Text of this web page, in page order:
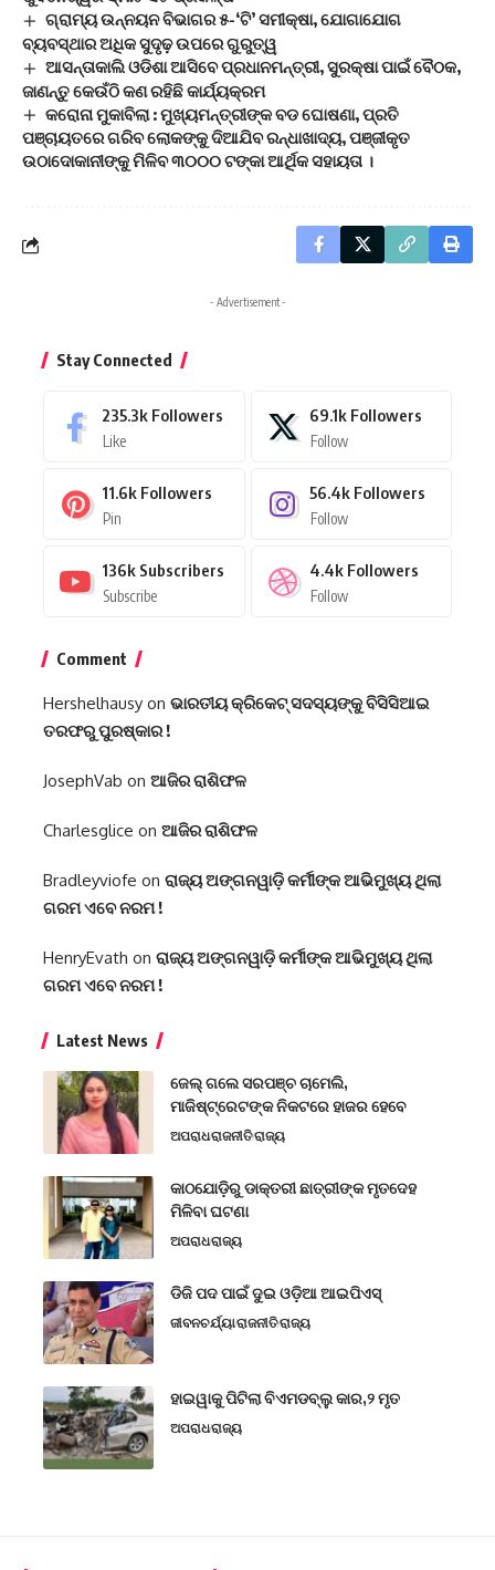
ଗ୍ରାମ୍ୟ ଉନ୍ନୟନ ବିଭାଗର ୫-‘ଟି’ ସମୀକ୍ଷା, ଯୋଗାଯୋଗ
ବ୍ୟବସ୍ଥାର ଅଧିକ ସୁଦୃଢ଼ ଉପରେ ଗୁରୁତ୍ୱ
ଆସନ୍ତାକାଲି ଓଡିଶା ଆସିବେ ପ୍ରଧାନମନ୍ତ୍ରୀ, ସୁରକ୍ଷା ପାଇଁ ବୈଠକ,
ଜାଣନ୍ତୁ କେଉଁଠି କଣ ରହିଛି କାର୍ଯ୍ୟକ୍ରମ
କରୋନା ମୁକାବିଲା : ମୁଖ୍ୟମନ୍ତ୍ରୀଙ୍କ ବଡ ଘୋଷଣା, ପ୍ରତି
ପଞ୍ଚାୟତରେ ଗରିବ ଲୋକଙ୍କୁ ଦିଆଯିବ ରନ୍ଧାଖାଦ୍ୟ, ପଞ୍ଜୀକୃତ
ଉଠାଦୋକାନୀଙ୍କୁ ମିଳିବ ୩୦୦୦ ଟଙ୍କା ଆର୍ଥିକ ସହାୟତା ।
- Advertisement -
Stay Connected
235.3k Followers
Like
69.1k Followers
Follow
11.6k Followers
Pin
56.4k Followers
Follow
136k Subscribers
Subscribe
4.4k Followers
Follow
Comment
Hershelhausy on ଭାରତୀୟ କ୍ରିକେଟ୍ ସଦସ୍ୟଙ୍କୁ ବିସିସିଆଇ
ତରଫରୁ ପୁରଷ୍କାର !
JosephVab on ଆଜିର ରାଶିଫଳ
Charlesglice on ଆଜିର ରାଶିଫଳ
Bradleyviofe on ରାଜ୍ୟ ଅଙ୍ଗନୱାଡ଼ି କର୍ମୀଙ୍କ ଆଭିମୁଖ୍ୟ ଥିଲା
ଗରମ ଏବେ ନରମ !
HenryEvath on ରାଜ୍ୟ ଅଙ୍ଗନୱାଡ଼ି କର୍ମୀଙ୍କ ଆଭିମୁଖ୍ୟ ଥିଲା
ଗରମ ଏବେ ନରମ !
Latest News
ଜେଲ୍ ଗଲେ ସରପଞ୍ଚ ଚାମେଲି,
ମାଜିଷ୍ଟ୍ରେଟଙ୍କ ନିକଟରେ ହାଜର ହେବେ
ଅପରାଧରାଜନୀତିରାଜ୍ୟ
କାଠଯୋଡ଼ିରୁ ଡାକ୍ତରୀ ଛାତ୍ରୀଙ୍କ ମୃତଦେହ
ମିଳିବା ଘଟଣା
ଅପରାଧରାଜ୍ୟ
ଡିଜି ପଦ ପାଇଁ ଦୁଇ ଓଡ଼ିଆ ଆଇପିଏସ୍
ଜୀବନଚର୍ଯ୍ୟାରାଜନୀତିରାଜ୍ୟ
ହାଇୱାକୁ ପିଟିଲା ବିଏମଡବ୍ଲୁ କାର,୨ ମୃତ
ଅପରାଧରାଜ୍ୟ